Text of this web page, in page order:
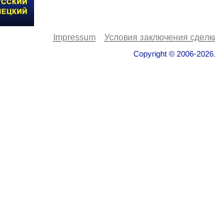
Impressum Условия заключения
Copyright © 2006-